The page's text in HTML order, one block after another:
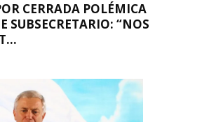
CERRADA POLÉMICA
SUBSECRETARIO: “NOS